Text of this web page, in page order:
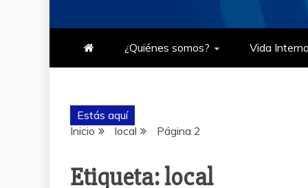
¿Quiénes somos? Vida
Estás aquí
Inicio
local Página 2
Etiqueta:local